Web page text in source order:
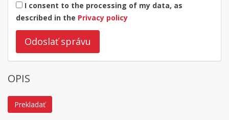
I consent to the processing of my data, as
described in the Privacy policy
Odoslať správu
OPIS
Prekladať